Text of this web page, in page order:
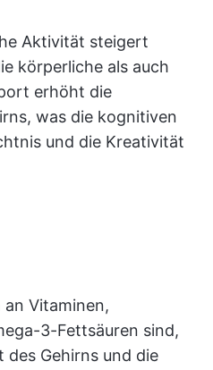
Aktivität steigert
körperliche als auch
erhöht die
was die kognitiven
und die Kreativität
Vitaminen,
3-Fettsäuren sind,
des Gehirns und die